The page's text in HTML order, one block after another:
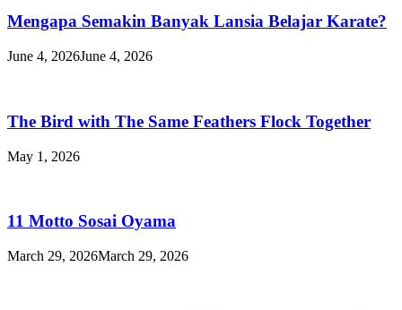
Mengapa Semakin Banyak Lansia Belajar Karate?
June 4, 2026June 4, 2026
The Bird with The Same Feathers Flock Together
May 1, 2026
11 Motto Sosai Oyama
March 29, 2026March 29, 2026